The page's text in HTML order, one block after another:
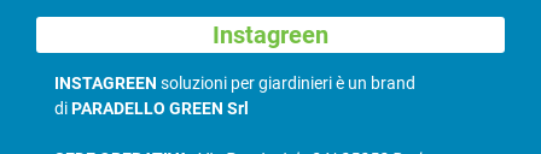
Instagreen
INSTAGREEN soluzioni per giardinieri è un brand
diPARADELLO GREEN Srl